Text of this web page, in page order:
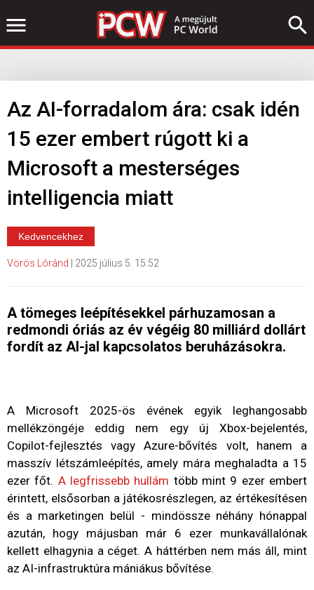
Az AI-forradalom ára: csak idén
15 ezer embert rúgott ki a
Microsoft a mesterséges
intelligencia miatt
Kedvencekhez
Vörös Lóránd 2025 július 5. 15:52
A tömeges leépítésekkel párhuzamosan a
redmondi óriás az év végéig 80 milliárd dollárt
fordít az AI-jal kapcsolatos beruházásokra.
A Microsoft 2025-ös évének egyik leghangosabb
mellékzöngéje eddig nem egy új Xbox-bejelentés,
Copilot-fejlesztés vagy Azure-bővítés volt, hanem a
masszív létszámleépítés, amely mára meghaladta a 15
ezer főt. A legfrissebb hullám több mint 9 ezer embert
érintett, elsősorban a játékosrészlegen, az értékesítésen
és a marketingen belül - mindössze néhány hónappal
azután, hogy májusban már 6 ezer munkavállalónak
kellett elhagynia a céget. A háttérben nem más áll, mint
az AI-infrastruktúra mániákus bővítése.